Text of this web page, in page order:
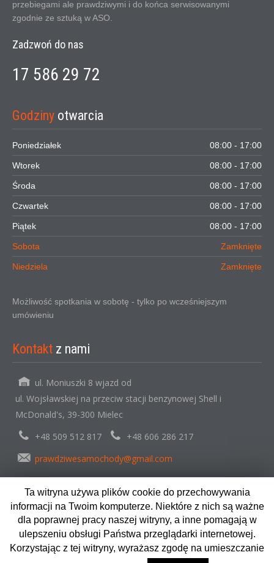
przebiegami ale prawdziwymi i do końca serwisowanymi
zgodnie ze sztuką w ASO.
Zadzwoń do nas
17 586 29 72
Godziny otwarcia
Poniedziałek 08:00 - 17:00
Wtorek 08:00 - 17:00
Środa 08:00 - 17:00
Czwartek 08:00 - 17:00
Piątek 08:00 - 17:00
Sobota Zamknięte
Niedziela Zamknięte
Możliwość spotkania w sobotę - tylko po wcześniejszym
umówieniu
Kontakt z nami
ul. Moniuszki 8 wjazd od
ul. Wojsławskiej na przeciw stacji benzynowej Shell i
McDonald's, 39-300 Mielec
+48 509 512 817
+48 606 286 217
prawdziwesamochody@gmail.com
Copyright © 2024. AutoMarketCentrum. Wszystkie prawa
zastrzeżone.
Opracowane przez MotoStandard.pl
Ta witryna używa plików cookie do przechowywania
informacji na Twoim komputerze. Niektóre z nich są ważne
dla poprawnej pracy naszej witryny, a inne pomagają w
ulepszeniu obsługi Państwa przeglądarki internetowej.
Korzystając z tej witryny, wyrażasz zgodę na umieszczanie